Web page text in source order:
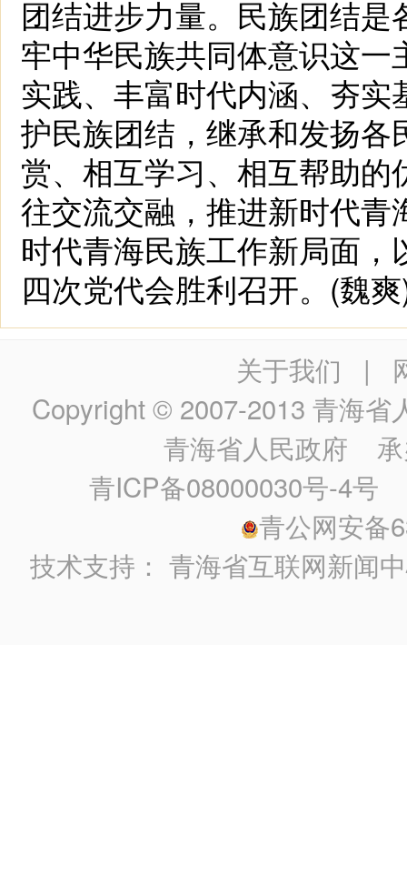
团结进步力量。民族团结
牢中华民族共同体意识这
实践、丰富时代内涵、夯
护民族团结，继承和发扬
赏、相互学习、相互帮助
往交流交融，推进新时代
时代青海民族工作新局面
四次党代会胜利召开。(魏
关于我们 |
Copyright © 2007-2013 青海省
青海省人民政府 承
青ICP备08000030号-4号
青公网安备
技术支持：青海省互联网新闻